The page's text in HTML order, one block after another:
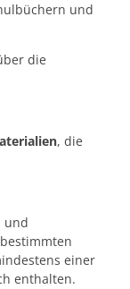
und
die
, die
und
einer
enthalten.